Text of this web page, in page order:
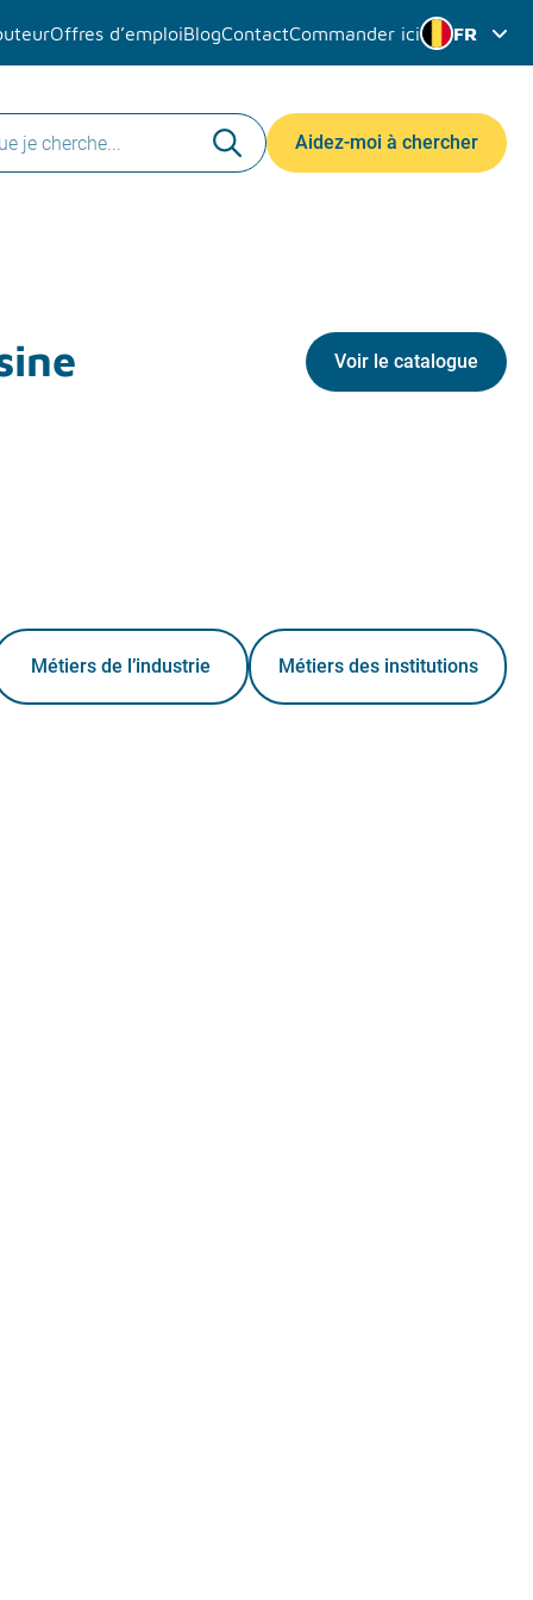
Offres d’emploiBlogContactCommander ici FR
Aidez-moi à chercher
Voir le catalogue
Métiers de l’industrie Métiers des institutions